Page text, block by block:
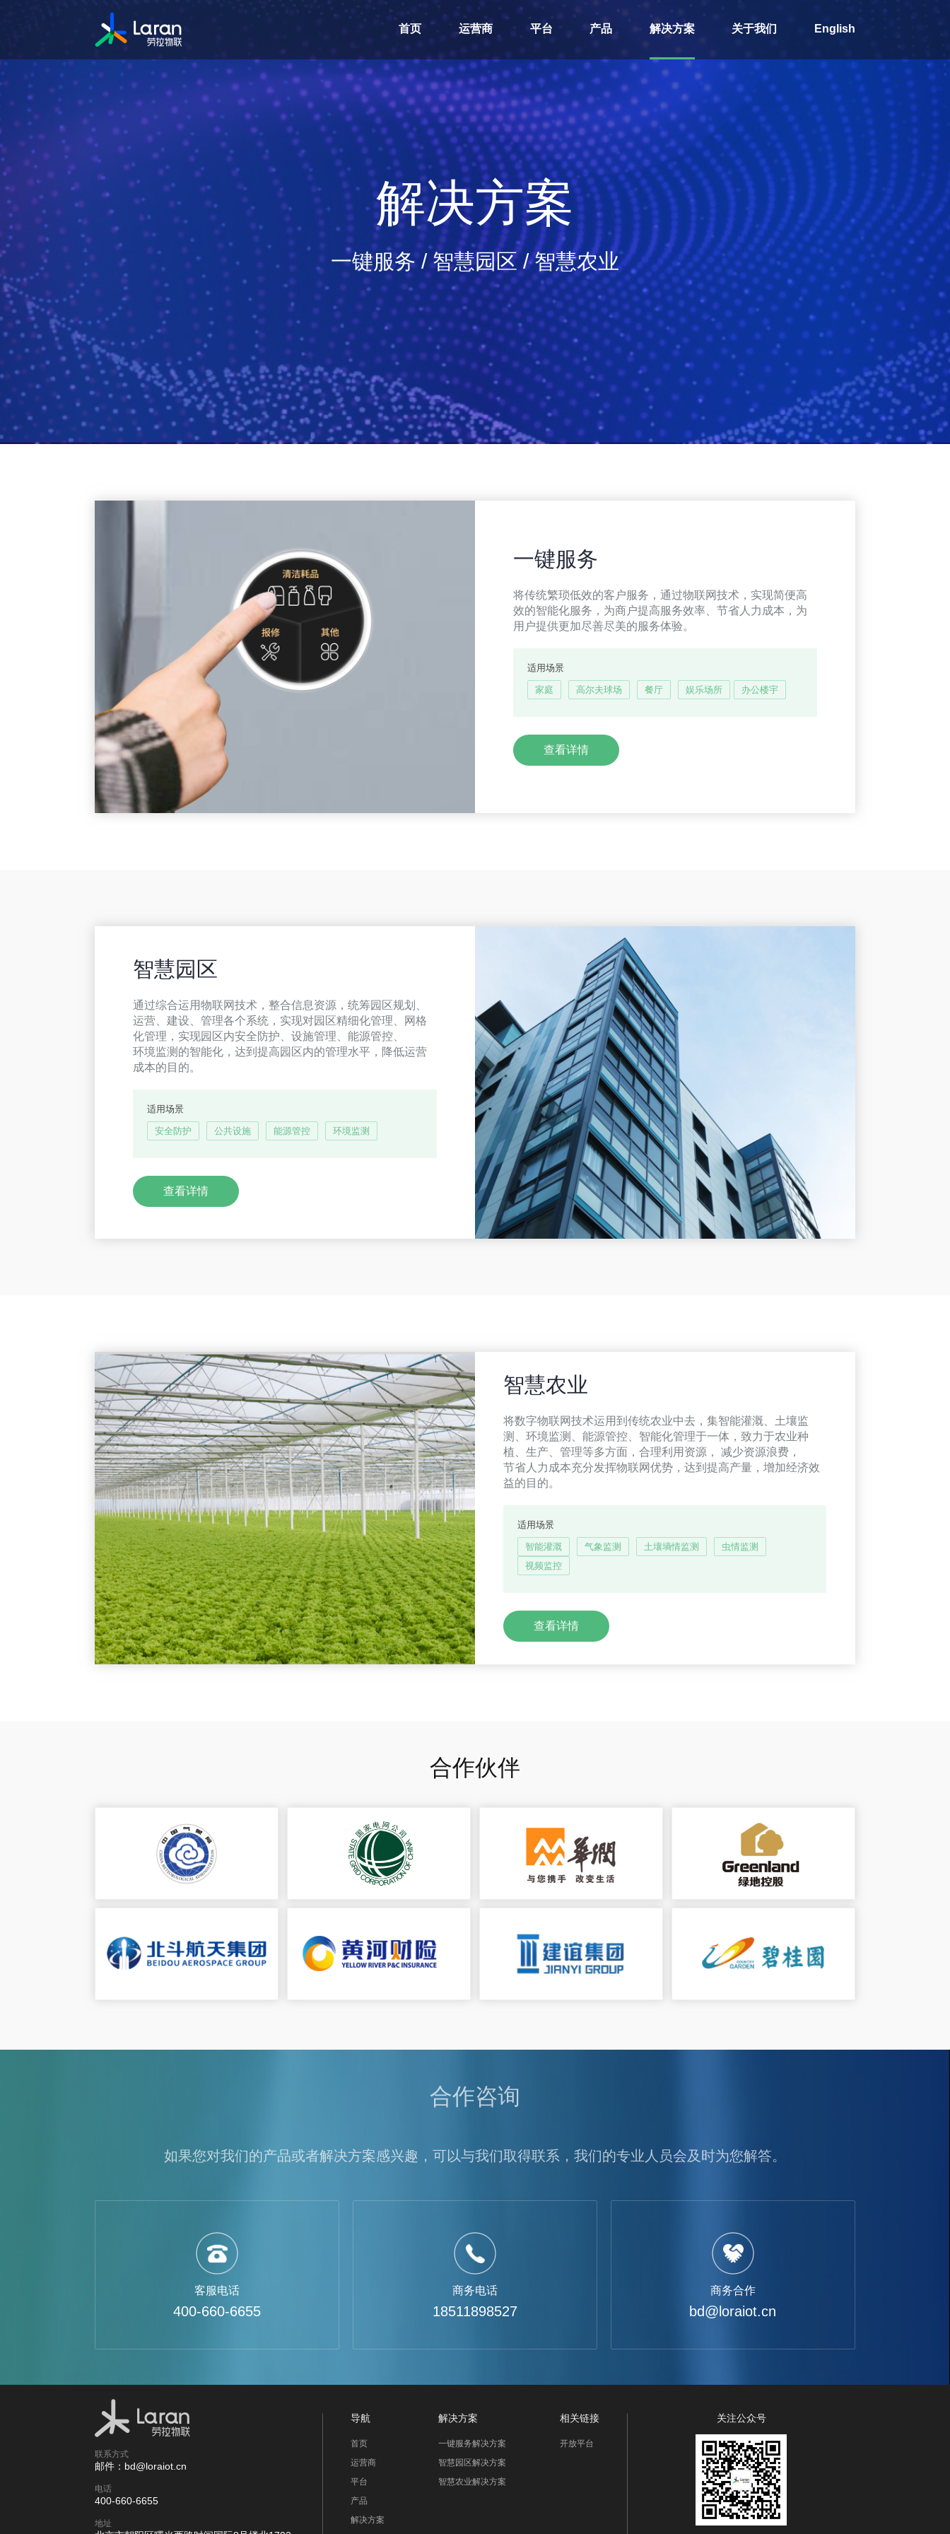
首页 运营商 平台 产品 解决方案 关于我们 English
解决方案
一键服务 / 智慧园区 / 智慧农业
一键服务
将传统繁琐低效的客户服务，通过物联网技术，实现简便高
效的智能化服务，为商户提高服务效率、节省人力成本，为
用户提供更加尽善尽美的服务体验。
适用场景
家庭 高尔夫球场 餐厅 娱乐场所 办公楼宇
查看详情
智慧园区
通过综合运用物联网技术，整合信息资源，统筹园区规划、
运营、建设、管理各个系统，实现对园区精细化管理、网格
化管理，实现园区内安全防护、设施管理、能源管控、
环境监测的智能化，达到提高园区内的管理水平，降低运营
成本的目的。
适用场景
安全防护 公共设施 能源管控 环境监测
查看详情
智慧农业
将数字物联网技术运用到传统农业中去，集智能灌溉、土壤监
测、环境监测、能源管控、智能化管理于一体，致力于农业种
植、生产、管理等多方面，合理利用资源， 减少资源浪费，
节省人力成本充分发挥物联网优势，达到提高产量，增加经济效
益的目的。
适用场景
智能灌溉 气象监测 土壤墒情监测
虫情监测
视频监控
查看详情
合作伙伴
合作咨询
如果您对我们的产品或者解决方案感兴趣，可以与我们取得联系，我们的专业人员会及时为您解答。
客服电话
400-660-6655
商务电话
18511898527
商务合作
bd@loraiot.cn
联系方式
邮件：bd@loraiot.cn
电话
400-660-6655
地址
导航
首页
运营商
平台
产品
解决方案
解决方案
一键服务解决方案
智慧园区解决方案
智慧农业解决方案
相关链接
开放平台
关注公众号